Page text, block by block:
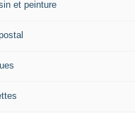
et peinture